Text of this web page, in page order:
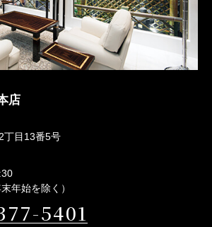
店
丁目13番5号
年始を除く）
5401